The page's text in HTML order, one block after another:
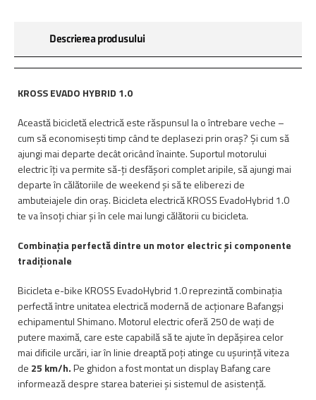
Descrierea produsului
KROSS EVADO HYBRID 1.0
Această bicicletă electrică este răspunsul la o întrebare veche –
cum să economisești timp când te deplasezi prin oraș? Și cum să
ajungi mai departe decât oricând înainte. Suportul motorului
electric îți va permite să-ți desfășori complet aripile, să ajungi mai
departe în călătoriile de weekend și să te eliberezi de
ambuteiajele din oraș. Bicicleta electrică KROSS EvadoHybrid 1.0
te va însoți chiar și în cele mai lungi călătorii cu bicicleta.
Combinația perfectă dintre un motor electric și componente
tradiționale
Bicicleta e-bike KROSS EvadoHybrid 1.0 reprezintă combinația
perfectă între unitatea electrică modernă de acționare Bafangși
echipamentul Shimano. Motorul electric oferă 250 de wați de
putere maximă, care este capabilă să te ajute în depășirea celor
mai dificile urcări, iar în linie dreaptă poți atinge cu ușurință viteza
de 25 km/h.Pe ghidon a fost montat un display Bafang care
informează despre starea bateriei și sistemul de asistență.